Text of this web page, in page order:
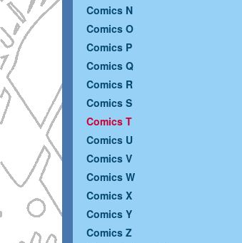
Comics N
Comics O
Comics P
Comics Q
Comics R
Comics S
Comics T
Comics U
Comics V
Comics W
Comics X
Comics Y
Comics Z